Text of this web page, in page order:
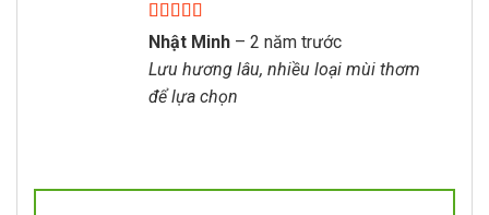
Được xếp
hạng55 sao
Nhật Minh – 2 năm trước
Lưu hương lâu, nhiều loại mùi thơm
để lựa chọn